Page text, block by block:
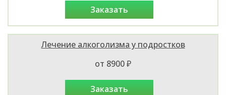
заказать
Лечение алкоголизма у подростков
от 8900 ₽
заказать